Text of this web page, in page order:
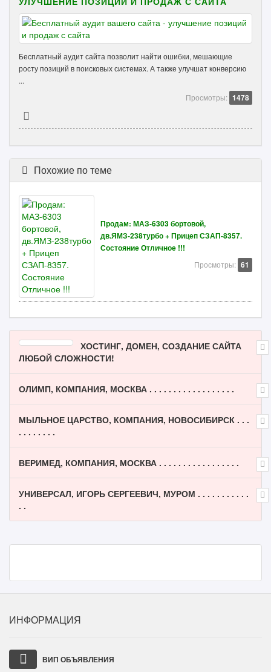
Бесплатный аудит сайта позволит найти ошибки, мешающие
росту позиций в поисковых системах. А также улучшат конверсию
...
Просмотры: 1478
Похожие по теме
Продам: МАЗ-6303 бортовой,
дв.ЯМЗ-238турбо + Прицеп СЗАП-8357.
Состояние Отличное !!!
Просмотры: 61
ХОСТИНГ, ДОМЕН, СОЗДАНИЕ САЙТА
ЛЮБОЙ СЛОЖНОСТИ!
ОЛИМП, КОМПАНИЯ, МОСКВА . . . . . . . . . . . . . . . . . .
МЫЛЬНОЕ ЦАРСТВО, КОМПАНИЯ, НОВОСИБИРСК . . .
. . . . . . . .
ВЕРИМЕД, КОМПАНИЯ, МОСКВА . . . . . . . . . . . . . . . . .
УНИВЕРСАЛ, ИГОРЬ СЕРГЕЕВИЧ, МУРОМ . . . . . . . . . . .
. .
ИНФОРМАЦИЯ
ВИП ОБЪЯВЛЕНИЯ